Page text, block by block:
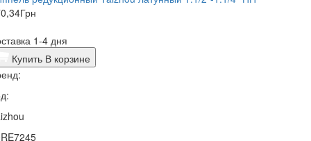
Грн
1-4 дня
Купить В корзине